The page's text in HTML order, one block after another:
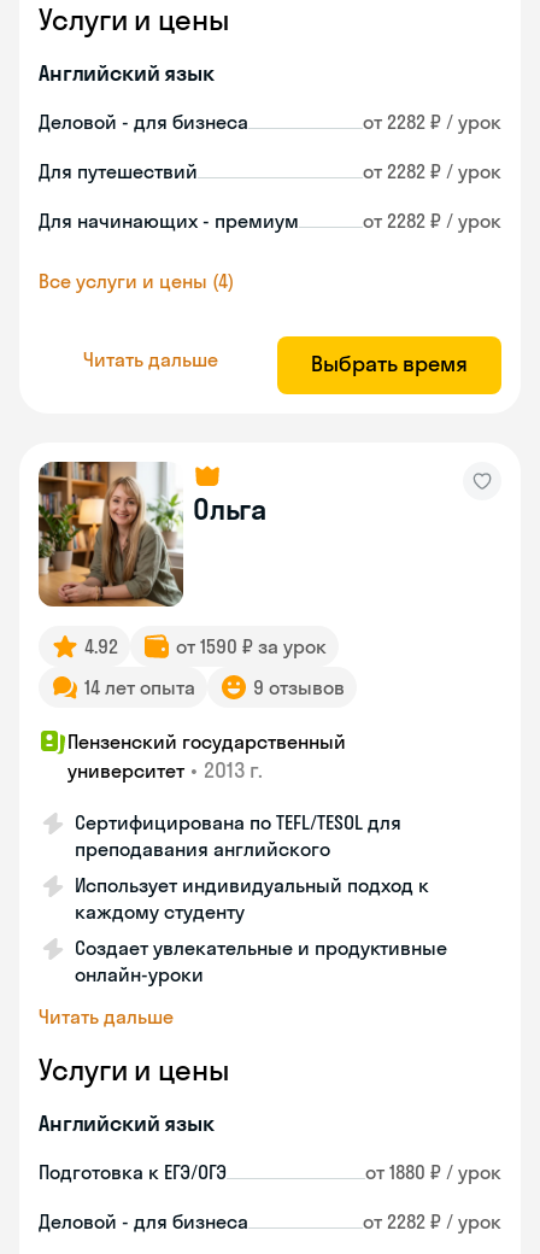
Услуги и цены
Английский язык
Деловой - для бизнеса от 2282 ₽ / урок
Для путешествий от 2282 ₽ / урок
Для начинающих - премиум от 2282 ₽ / урок
Все услуги и цены (4)
Читать дальше Выбрать время
Ольга
4.92
от 1590 ₽ за урок
14 лет опыта
9 отзывов
Пензенский государственный
университет • 2013 г.
Сертифицирована по TEFL/TESOL для
преподавания английского
Использует индивидуальный подход к
каждому студенту
Создает увлекательные и продуктивные
онлайн-уроки
Читать дальше
Услуги и цены
Английский язык
Подготовка к ЕГЭ/ОГЭ от 1880 ₽ / урок
Деловой - для бизнеса от 2282 ₽ / урок